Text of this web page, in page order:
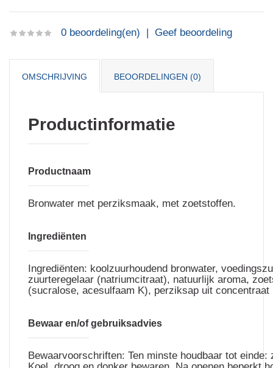
0 beoordeling(en) | Geef beoordeling
OMSCHRIJVING BEOORDELINGEN (0)
Productinformatie
Productnaam
Bronwater met perziksmaak, met zoetstoffen.
Ingrediënten
Ingrediënten: koolzuurhoudend bronwater,
zuurteregelaar (natriumcitraat), natuurlijk aroma,
(sucralose, acesulfaam K), perziksap uit concentraat
Bewaar en/of gebruiksadvies
Bewaarvoorschriften: Ten minste houdbaar tot einde: